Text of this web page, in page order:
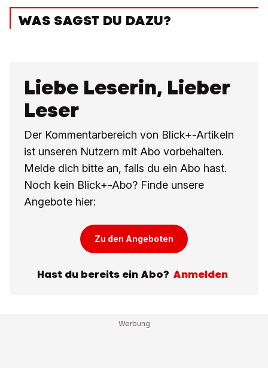
WAS SAGST DU DAZU?
Liebe Leserin, Lieber
Leser
Der Kommentarbereich von Blick+-Artikeln
ist unseren Nutzern mit Abo vorbehalten.
Melde dich bitte an, falls du ein Abo hast.
Noch kein Blick+-Abo? Finde unsere
Angebote hier:
Zu den Angeboten
Hast du bereits ein Abo? Anmelden